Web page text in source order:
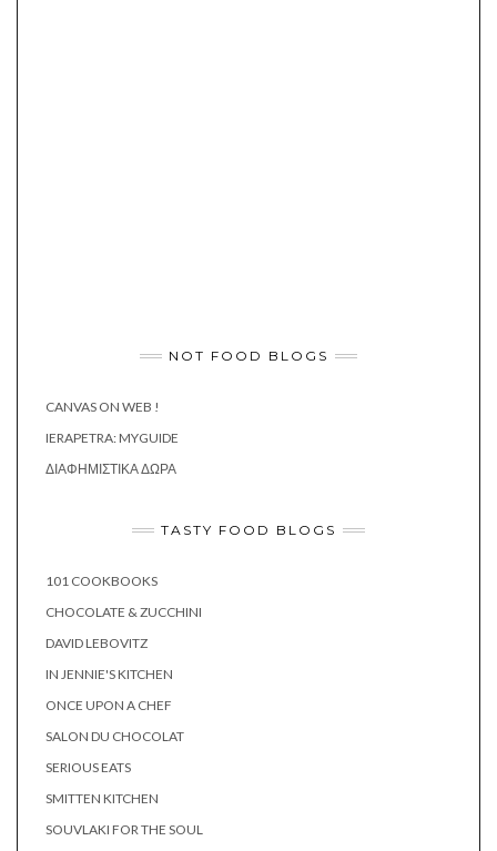
NOT FOOD BLOGS
CANVAS ON WEB !
IERAPETRA: MYGUIDE
ΔΙΑΦΗΜΙΣΤΙΚΆ ΔΏΡΑ
TASTY FOOD BLOGS
101 COOKBOOKS
CHOCOLATE & ZUCCHINI
DAVID LEBOVITZ
IN JENNIE'S KITCHEN
ONCE UPON A CHEF
SALON DU CHOCOLAT
SERIOUS EATS
SMITTEN KITCHEN
SOUVLAKI FOR THE SOUL